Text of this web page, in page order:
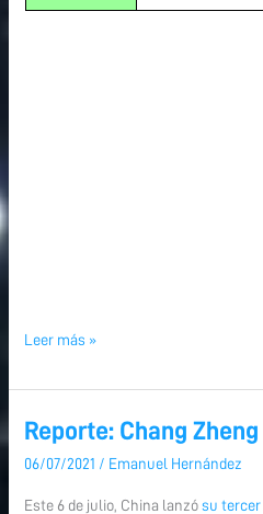
Leer más »
Reporte: Chang
06/07/2021 / Emanuel Hernández
Este 6 de julio, China lanzósu tercer
Reporte:
3C